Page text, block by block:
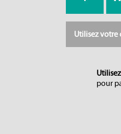
Utilisez votre
pour